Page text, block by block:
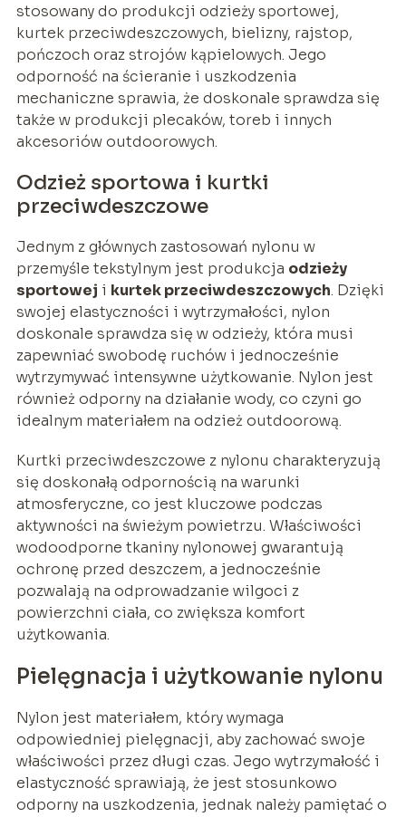
stosowany do produkcji odzieży sportowej,
kurtek przeciwdeszczowych, bielizny, rajstop,
pończoch oraz strojów kąpielowych. Jego
odporność na ścieranie i uszkodzenia
mechaniczne sprawia, że doskonale sprawdza się
także w produkcji plecaków, toreb i innych
akcesoriów outdoorowych.
Odzież sportowa i kurtki
przeciwdeszczowe
Jednym z głównych zastosowań nylonu w
przemyśle tekstylnym jest produkcja odzieży
sportowej i kurtek przeciwdeszczowych. Dzięki
swojej elastyczności i wytrzymałości, nylon
doskonale sprawdza się w odzieży, która musi
zapewniać swobodę ruchów i jednocześnie
wytrzymywać intensywne użytkowanie. Nylon jest
również odporny na działanie wody, co czyni go
idealnym materiałem na odzież outdoorową.
Kurtki przeciwdeszczowe z nylonu charakteryzują
się doskonałą odpornością na warunki
atmosferyczne, co jest kluczowe podczas
aktywności na świeżym powietrzu. Właściwości
wodoodporne tkaniny nylonowej gwarantują
ochronę przed deszczem, a jednocześnie
pozwalają na odprowadzanie wilgoci z
powierzchni ciała, co zwiększa komfort
użytkowania.
Pielęgnacja i użytkowanie nylonu
Nylon jest materiałem, który wymaga
odpowiedniej pielęgnacji, aby zachować swoje
właściwości przez długi czas. Jego wytrzymałość i
elastyczność sprawiają, że jest stosunkowo
odporny na uszkodzenia, jednak należy pamiętać o